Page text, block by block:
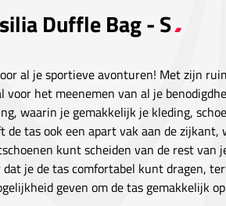
Duffle Bag - S
al je sportieve avonturen! Met zijn
het meenemen van al je
waarin je gemakkelijk je kleding,
tas ook een apart vak aan de zijkant,
kunt scheiden van de rest van
je de tas comfortabel kunt dragen,
geven om de tas gemakkelijk